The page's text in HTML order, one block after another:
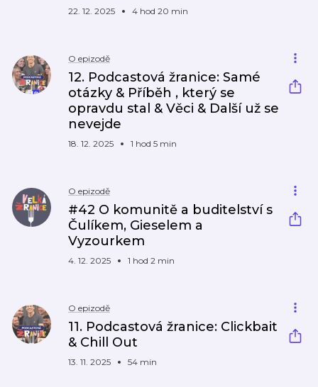
22. 12. 2025 4 hod 20 min
O epizodě
12. Podcastová žranice: Samé
otázky & Příběh , který se
opravdu stal & Věci & Další už se
nevejde
18. 12. 2025 1 hod 5 min
O epizodě
#42 O komunitě a buditelství s
Čulíkem, Gieselem a
Vyzourkem
4. 12. 2025 1 hod 2 min
O epizodě
11. Podcastová žranice: Clickbait
& Chill Out
13. 11. 2025 54 min